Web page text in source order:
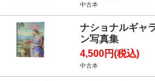
中古本
ナショナルギャ
ン写真集
4,500円(税込)
中古本